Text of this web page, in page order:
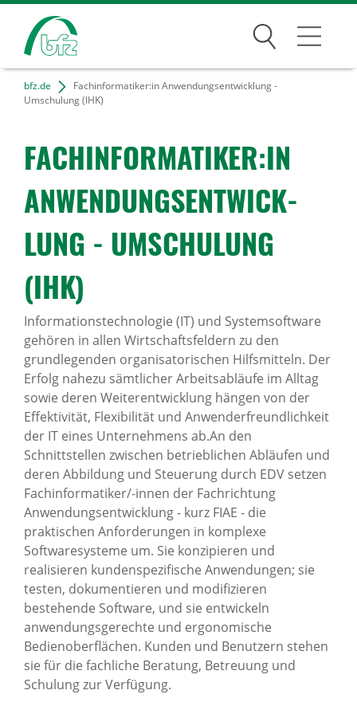
Suchen
Bildungsangebote
Karriere
Über uns
Standorte
Presse
News Archiv
bfz.de
Fachinformatiker:in Anwendungsentwicklung -
Umschulung (IHK)
FACH­IN­FOR­MA­TIKER:IN
ANWEN­DUNGS­ENT­WICK­
LUNG - UMSCHU­LUNG
(IHK)
Informationstechnologie (IT) und Systemsoftware
gehören in allen Wirtschaftsfeldern zu den
grundlegenden organisatorischen Hilfsmitteln. Der
Erfolg nahezu sämtlicher Arbeitsabläufe im Alltag
sowie deren Weiterentwicklung hängen von der
Effektivität, Flexibilität und Anwenderfreundlichkeit
der IT eines Unternehmens ab.An den
Schnittstellen zwischen betrieblichen Abläufen und
deren Abbildung und Steuerung durch EDV setzen
Fachinformatiker/-innen der Fachrichtung
Anwendungsentwicklung - kurz FIAE - die
praktischen Anforderungen in komplexe
Softwaresysteme um. Sie konzipieren und
realisieren kundenspezifische Anwendungen; sie
testen, dokumentieren und modifizieren
bestehende Software, und sie entwickeln
anwendungsgerechte und ergonomische
Bedienoberflächen. Kunden und Benutzern stehen
sie für die fachliche Beratung, Betreuung und
Schulung zur Verfügung.